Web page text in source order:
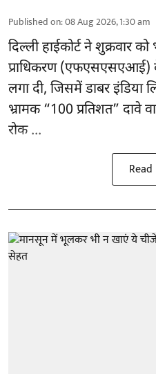
Published on:08 Aug 2026, 1:30 am
दिल्ली हाईकोर्ट ने शुक्रवार
प्राधिकरण(एफएसएसएआई)
लगा दी, जिसमें डाबर
भ्रामक “100 प्रतिशत” दावे
रोक ...